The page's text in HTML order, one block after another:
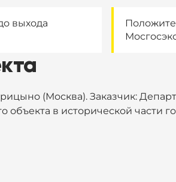
выхода
(Москва). Заказчик:
объекта в исторической части